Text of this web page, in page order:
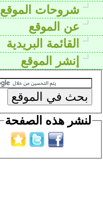
شروحات الموقع
عن الموقع
القائمة البريدية
إنشر الموقع
لنشر هذه الصفحة